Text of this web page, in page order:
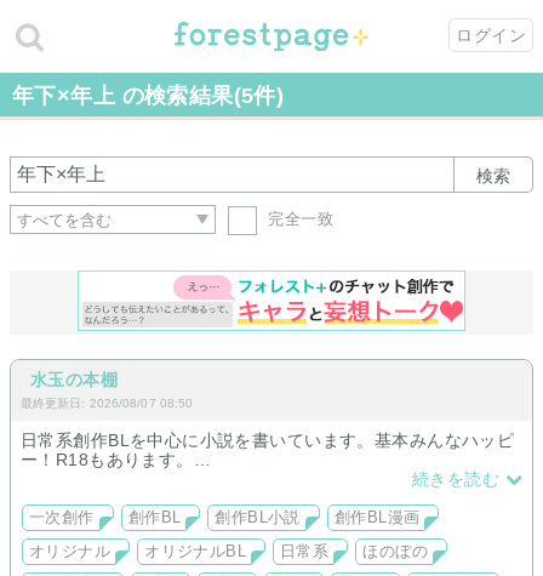
ログイン
年下×年上 の検索結果(5件)
検索
完全一致
水玉の本棚
最終更新日: 2026/08/07 08:50
日常系創作BLを中心に小説を書いています。基本みんなハッピ
ー！R18もあります。
BLじゃないものや、ジャンル迷子ヒューマンドラマ寄りのもの
イラストは練習中。たまに漫画も描いてみたり。まだまだ練習
中なので見守ってください！
続きを読む
一次創作 創作BL 創作BL小説
創作BL漫画
オリジナル
オリジナルBL 日常系
ほのぼの